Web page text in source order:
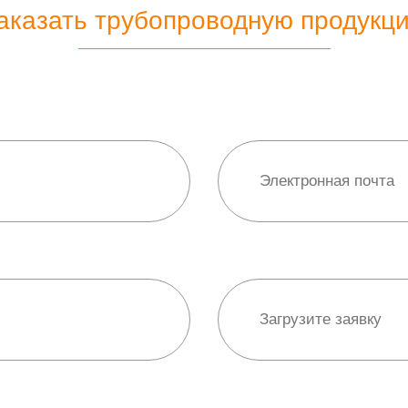
трубопроводную